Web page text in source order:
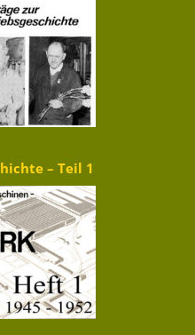
– Teil 1